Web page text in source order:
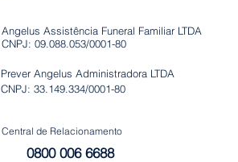
Angelus Assistência Funeral Familiar LTDA
CNPJ: 09.088.053/0001-80
Prever Angelus Administradora LTDA
CNPJ: 33.149.334/0001-80
Central de Relacionamento
0800 006 6688